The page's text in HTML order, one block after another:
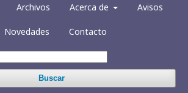
Archivos Acerca de Avisos
Novedades Contacto
Buscar